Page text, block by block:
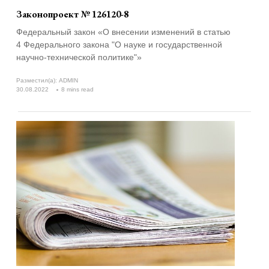
Законопроект № 126120-8
Федеральный закон «О внесении изменений в статью
4 Федерального закона "О науке и государственной
научно-технической политике"»
Разместил(а): ADMIN
30.08.2022
8 mins read